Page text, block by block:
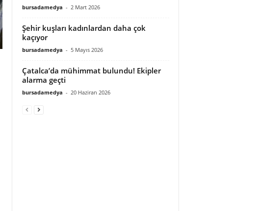
bursadamedya - 2 Mart 2026
Şehir kuşları kadınlardan daha çok
kaçıyor
bursadamedya - 5 Mayıs 2026
Çatalca’da mühimmat bulundu! Ekipler
alarma geçti
bursadamedya - 20 Haziran 2026